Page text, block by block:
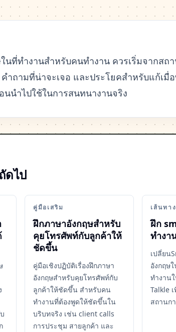
นที่ทำงานสำหรับคนทำงาน ควรเริ่มจากสถ
คำถามที่น่าจะเจอ และประโยคสำหรับแก้เ
นนำไปใช้ในการสนทนางานจริง
ดไป
คู่มือเสริม
ฝึกภาษาอังกฤษสำหรับ
คุยโทรศัพท์กับลูกค้าให้
ชัดขึ้น
คู่มือเชิงปฏิบัติเรื่องฝึกภาษา
อังกฤษสำหรับคุยโทรศัพท์กับ
ลูกค้าให้ชัดขึ้น สำหรับคน
ทำงานที่ต้องพูดให้ชัดขึ้นใน
บริบทจริง เช่น client calls
การประชุม สายลูกค้า และ
เส้นทา
ฝึก
ทำงา
เปลี่ยน
อังกฤษ
ทำงาน
Talkle
สถานก